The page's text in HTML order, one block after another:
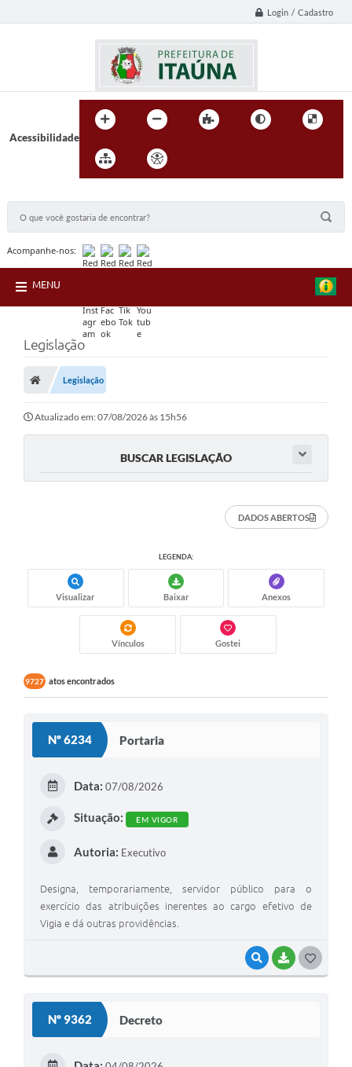
Login / Cadastro
Acessibilidade
Acompanhe-nos:
MENU
Legislação
Legislação
Atualizado em: 07/08/2026 às 15h56
BUSCAR LEGISLAÇÃO
DADOS ABERTOS
LEGENDA:
Visualizar Baixar Anexos
Vínculos Gostei
9727 atos encontrados
Nº 6234 Portaria
VISUALIZAR
BAIXAR
Data: 07/08/2026
Situação: EM VIGOR
Autoria: Executivo
Designa, temporariamente, servidor público para o
exercício das atribuições inerentes ao cargo efetivo de
Vigia e dá outras providências.
Nº 9362 Decreto